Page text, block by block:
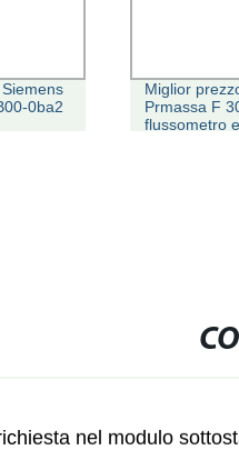
0ba2
Miglior
Prmassa F
flussometro
nel modulo